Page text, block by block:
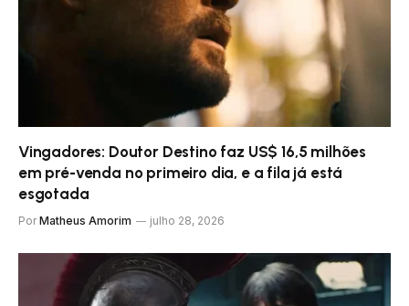
Vingadores: Doutor Destino faz US$ 16,5 milhões
em pré-venda no primeiro dia, e a fila já está
esgotada
Por Matheus Amorim julho 28, 2026